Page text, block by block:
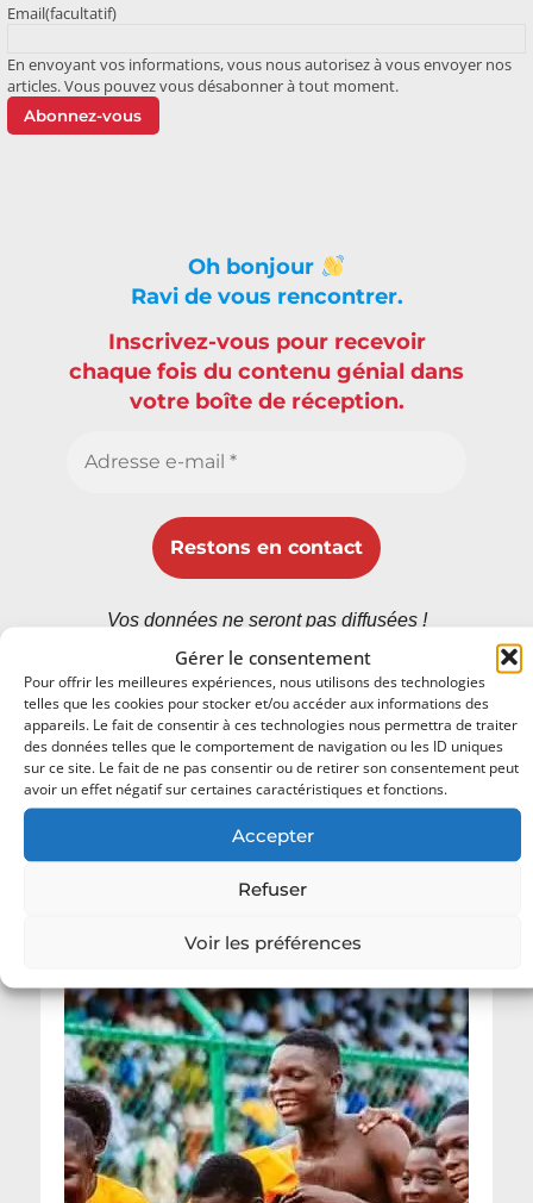
Gérer le consentement
Pour offrir les meilleures expériences, nous utilisons des technologies
telles que les cookies pour stocker et/ou accéder aux informations des
appareils. Le fait de consentir à ces technologies nous permettra de traiter
des données telles que le comportement de navigation ou les ID uniques
sur ce site. Le fait de ne pas consentir ou de retirer son consentement peut
avoir un effet négatif sur certaines caractéristiques et fonctions.
Accepter
Refuser
Voir les préférences
Email(facultatif)
En envoyant vos informations, vous nous autorisez à vous envoyer nos
articles. Vous pouvez vous désabonner à tout moment.
Abonnez-vous
Oh bonjour
Ravi de vous rencontrer.
Inscrivez-vous pour recevoir
chaque fois du contenu génial dans
votre boîte de réception.
Vos données ne seront pas diffusées !
politique de confidentialité
pour plus d’informations.
Dernières actualités